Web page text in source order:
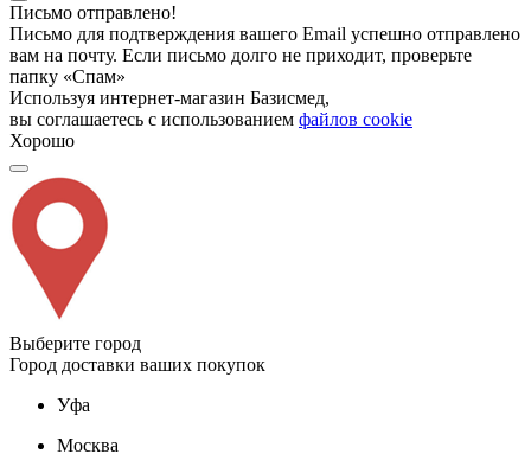
Письмо отправлено!
Письмо для подтверждения вашего Email успешно отправлено
вам на почту. Если письмо долго не приходит, проверьте
папку «Спам»
Используя интернет-магазин Базисмед,
вы соглашаетесь с использованием файлов cookie
Хорошо
Выберите город
Город доставки ваших покупок
Уфа
Москва